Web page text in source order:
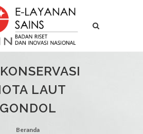
LAUT
GONDOL
Beranda